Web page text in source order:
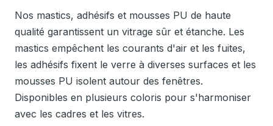
Nos mastics, adhésifs et mousses PU de haute
qualité garantissent un vitrage sûr et étanche. Les
mastics empêchent les courants d'air et les fuites,
les adhésifs fixent le verre à diverses surfaces et les
mousses PU isolent autour des fenêtres.
Disponibles en plusieurs coloris pour s'harmoniser
avec les cadres et les vitres.